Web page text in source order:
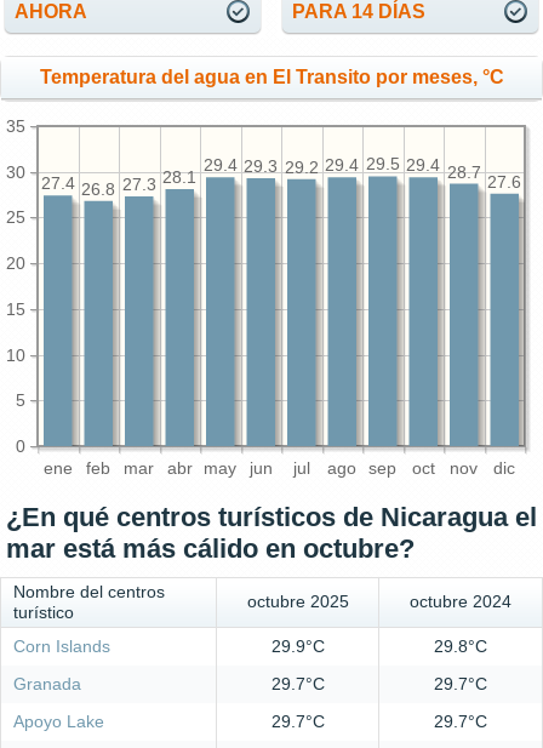
AHORA PARA 14 DÍAS
Temperatura del agua en El Transito por meses, °C
ene feb mar abr may jun jul ago sep oct nov dic
0
5
10
15
20
25
30
35
27.6
28.7
29.4
29.5
29.4
29.2
29.3
29.4
28.1
27.3
26.8
27.4
¿En qué centros turísticos de Nicaragua el
mar está más cálido en octubre?
Nombre del centros
turístico
octubre 2025 octubre 2024
Corn Islands 29.9°C
29.8°C
Granada
29.7°C
29.7°C
Apoyo Lake
29.7°C
29.7°C